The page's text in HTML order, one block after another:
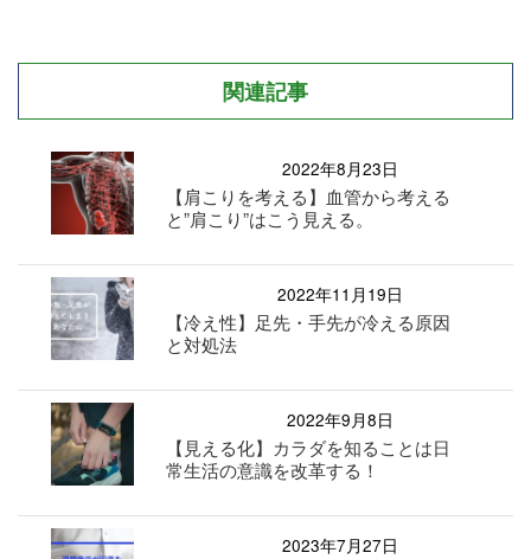
関連記事
2022年8月23日
【肩こりを考える】血管から考える
と”肩こり”はこう見える。
2022年11月19日
【冷え性】足先・手先が冷える原因
と対処法
2022年9月8日
【見える化】カラダを知ることは日
常生活の意識を改革する！
2023年7月27日